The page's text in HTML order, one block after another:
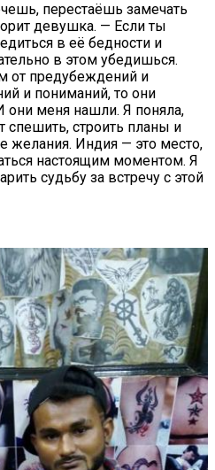
перестаёшь замечать
девушка. — Если ты
в её бедности и
в этом убедишься.
от предубеждений и
и пониманий, то они
они меня нашли. Я поняла,
спешить, строить планы и
желания. Индия — это место,
настоящим моментом. Я
судьбу за встречу с этой